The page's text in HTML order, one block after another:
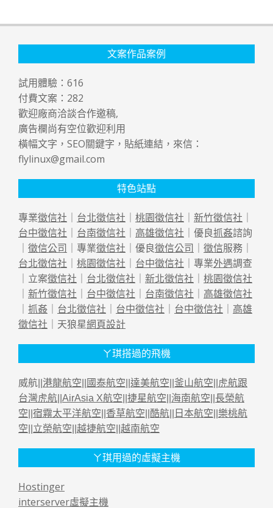
文案作品案例
試用體驗： 616
付費文案： 282
歡迎廠商洽談合作邀稿,
廣告欄尚有空位歡迎利用
橫幅文字，SEO關鍵字，貼紙連結，來信：
flylinux@gmail.com
特色站點
專業徵信社 ｜ 台北徵信社 ｜ 桃園徵信社 ｜ 新竹徵信社 ｜
台中徵信社 ｜ 台南徵信社 ｜ 高雄徵信社 ｜優良抓姦諮詢
｜ 徵信公司 ｜專業徵信社 ｜優良徵信公司 ｜ 徵信服務｜
台北徵信社 ｜ 桃園徵信社 ｜ 台中徵信社 ｜專業外遇調查
｜立案徵信社 ｜ 台北徵信社 ｜ 新北徵信社 ｜ 桃園徵信社
｜ 新竹徵信社 ｜ 台中徵信社 ｜ 台南徵信社 ｜ 高雄徵信社
｜ 抓姦 ｜ 台北徵信社 ｜ 台中徵信社 ｜ 台中徵信社 ｜ 高雄
徵信社 ｜天狼星網頁設計
ㄚ琪搭過的飛機
威航|| 港龍航空 國泰航空 達美航空 釜山航空
虎航跟
台灣虎航 AirAsia X航空 捷星航空 海南航空 長榮航
空 宿霧太平洋航空 香草航空 酷航 日本航空 樂桃航
空 立榮航空 越捷航空 越南航空
ㄚ琪用過的虛擬主機
Hostinger
interserver虛擬主機